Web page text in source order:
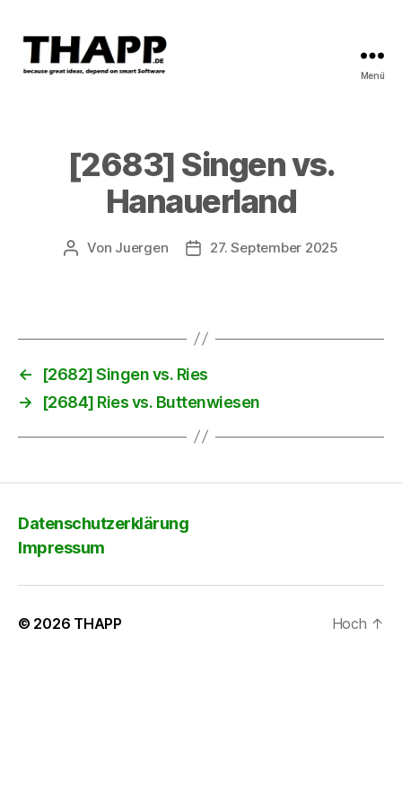
Menü
[2683] Singen vs.
Hanauerland
Beitragsautor
Von Juergen Beitragsdatum
27. September 2025
←
[2682] Singen vs. Ries
→
[2684] Ries vs. Buttenwiesen
Datenschutzerklärung
Impressum
© 2026 THAPP Hoch ↑